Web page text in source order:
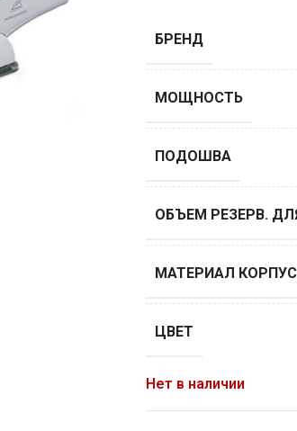
БРЕНД
МОЩНОСТЬ
ПОДОШВА
ОБЪEМ РЕЗЕРВ.
МАТЕРИАЛ
ЦВЕТ
Нет в наличии